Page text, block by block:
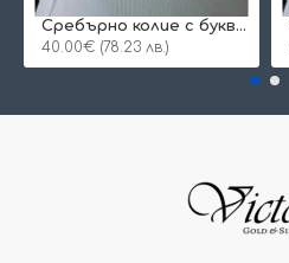
Сребърнo колие с буква и едно камъче
40.00€ (78.23 лв.)